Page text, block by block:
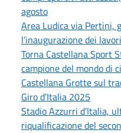
agosto
Area Ludica via Pertini,
l’inaugurazione dei
Torna Castellana Sport
campione del mondo di
Castellana Grotte sul
Giro d’Italia 2025
Stadio Azzurri d’Italia,
riqualificazione del